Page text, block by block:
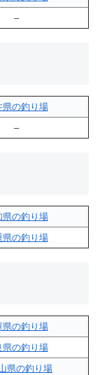
–
県の釣り場
–
県の釣り場
県の釣り場
県の釣り場
県の釣り場
県の釣り場